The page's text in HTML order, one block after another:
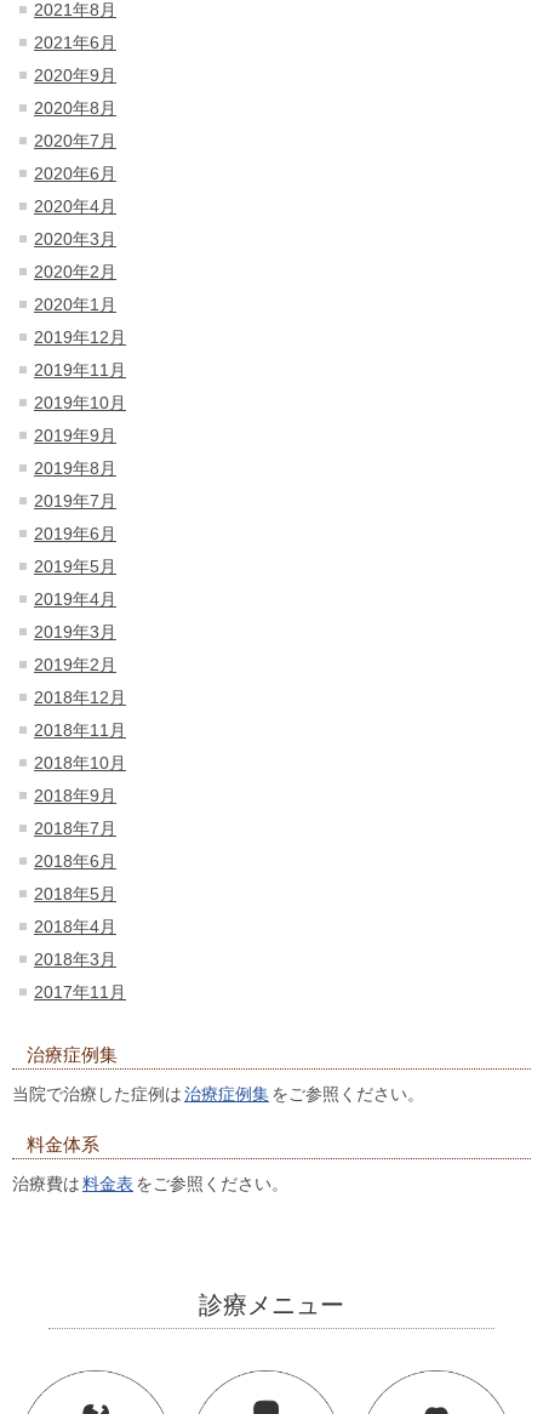
2021年8月
2021年6月
2020年9月
2020年8月
2020年7月
2020年6月
2020年4月
2020年3月
2020年2月
2020年1月
2019年12月
2019年11月
2019年10月
2019年9月
2019年8月
2019年7月
2019年6月
2019年5月
2019年4月
2019年3月
2019年2月
2018年12月
2018年11月
2018年10月
2018年9月
2018年7月
2018年6月
2018年5月
2018年4月
2018年3月
2017年11月
治療症例集
当院で治療した症例は治療症例集をご参照ください。
料金体系
治療費は料金表 をご参照ください。
診療メニュー